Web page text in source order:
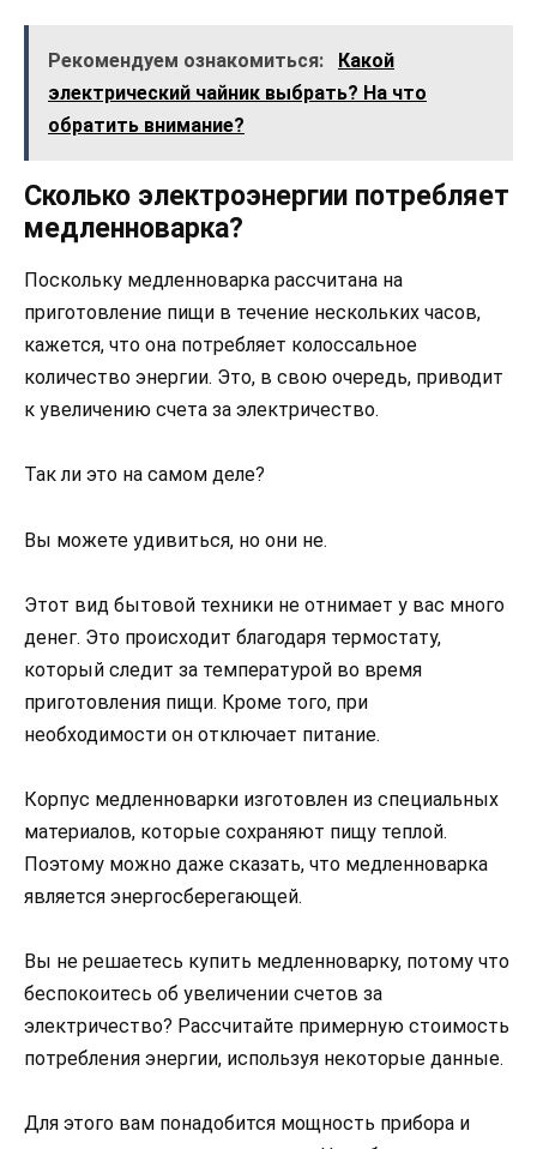
Рекомендуем ознакомиться:
Какой
электрический чайник выбрать? На что
обратить внимание?
Сколько электроэнергии потребляет
медленноварка?
Поскольку медленноварка рассчитана на
приготовление пищи в течение нескольких часов,
кажется, что она потребляет колоссальное
количество энергии. Это, в свою очередь, приводит
к увеличению счета за электричество.
Так ли это на самом деле?
Вы можете удивиться, но они не.
Этот вид бытовой техники не отнимает у вас много
денег. Это происходит благодаря термостату,
который следит за температурой во время
приготовления пищи. Кроме того, при
необходимости он отключает питание.
Корпус медленноварки изготовлен из специальных
материалов, которые сохраняют пищу теплой.
Поэтому можно даже сказать, что медленноварка
является энергосберегающей.
Вы не решаетесь купить медленноварку, потому что
беспокоитесь об увеличении счетов за
электричество? Рассчитайте примерную стоимость
потребления энергии, используя некоторые данные.
Для этого вам понадобится мощность прибора и